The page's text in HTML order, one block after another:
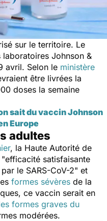
sur le territoire. Le
laboratoires Johnson &
avril. Selon le ministère
être livrées la
doses la semaine
sait du vaccin Johnson
Europe
adultes
, la Haute Autorité de
efficacité satisfaisante
le SARS-CoV-2" et
formes sévères de la
ce vaccin serait en
formes graves du
modérées.